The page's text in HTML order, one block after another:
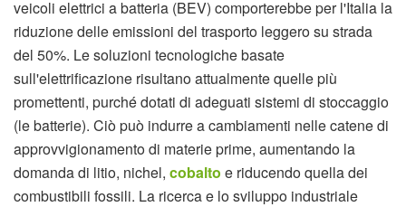
veicoli elettrici a batteria (BEV) comporterebbe per l'Italia la
riduzione delle emissioni del trasporto leggero su strada
del 50%. Le soluzioni tecnologiche basate
sull'elettrificazione risultano attualmente quelle più
promettenti, purché dotati di adeguati sistemi di stoccaggio
(le batterie). Ciò può indurre a cambiamenti nelle catene di
approvvigionamento di materie prime, aumentando la
domanda di litio, nichel, cobalto e riducendo quella dei
combustibili fossili. La ricerca e lo sviluppo industriale